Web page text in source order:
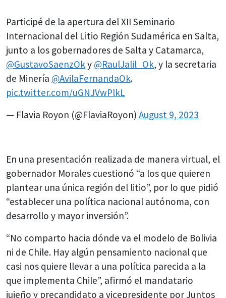
Participé de la apertura del XII Seminario
Internacional del Litio Región Sudamérica en Salta,
junto a los gobernadores de Salta y Catamarca,
@GustavoSaenzOky @RaulJalil_Ok, y la secretaria
de Minería @AvilaFernandaOk.
pic.twitter.com/uGNJVwPlkL
— Flavia Royon (@FlaviaRoyon) August 9, 2023
En una presentación realizada de manera virtual, el
gobernador Morales cuestionó “a los que quieren
plantear una única región del litio”, por lo que pidió
“establecer una política nacional autónoma, con
desarrollo y mayor inversión”.
“No comparto hacia dónde va el modelo de Bolivia
ni de Chile. Hay algún pensamiento nacional que
casi nos quiere llevar a una política parecida a la
que implementa Chile”, afirmó el mandatario
jujeño y precandidato a vicepresidente por Juntos